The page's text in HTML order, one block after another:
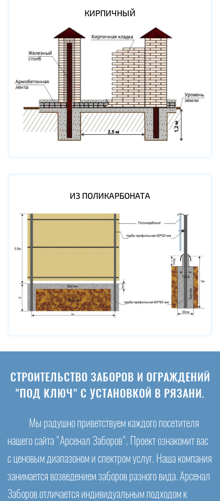
КИРПИЧНЫЙ
ИЗ ПОЛИКАРБОНАТА
СТРОИТЕЛЬСТВО ЗАБОРОВ И ОГРАЖДЕНИЙ
"ПОД КЛЮЧ" С УСТАНОВКОЙ В РЯЗАНИ.
Мы радушно приветствуем каждого посетителя
нашего сайта "Арсенал Заборов". Проект ознакомит вас
с ценовым диапазоном и спектром услуг. Наша компания
занимается возведением заборов разного вида. Арсенал
Заборов отличается индивидуальным подходом к